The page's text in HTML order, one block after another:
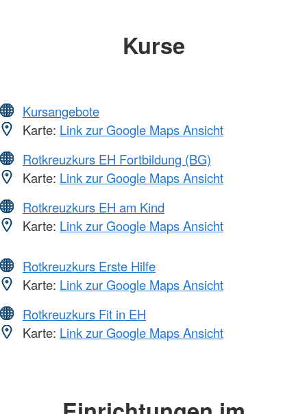
Kurse
Kursangebote
Karte: Link zur Google Maps Ansicht
Rotkreuzkurs EH Fortbildung (BG)
Karte: Link zur Google Maps Ansicht
Rotkreuzkurs EH am Kind
Karte: Link zur Google Maps Ansicht
Rotkreuzkurs Erste Hilfe
Karte: Link zur Google Maps Ansicht
Rotkreuzkurs Fit in EH
Karte: Link zur Google Maps Ansicht